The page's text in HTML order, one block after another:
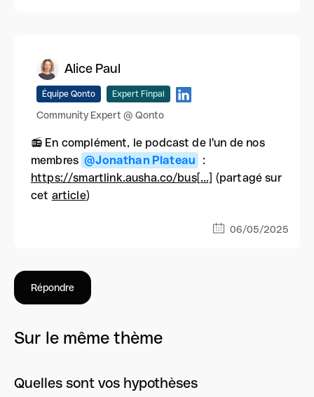
Alice Paul
Équipe Qonto Expert Finpal
Community Expert @ Qonto
📻 En complément, le podcast de l'un de nos
membres @Jonathan Plateau
:
https://smartlink.ausha.co/bus[...] (partagé sur
cet article)
06/05/2025
Répondre
Sur le même thème
Quelles sont vos hypothèses